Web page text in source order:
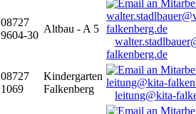
08727
9604-30
Altbau - A 5
falkenberg.de
08727
1069
Kindergarten
Falkenberg
leitung@kita-